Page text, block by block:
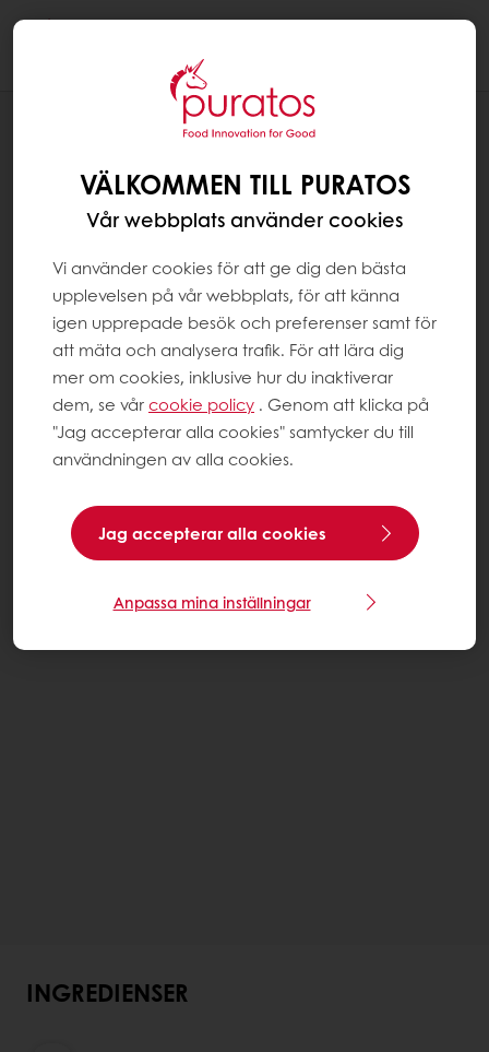
INGREDIENSER
VÄLKOMMEN TILL PURATOS
Vår webbplats använder cookies
Vi använder cookies för att ge dig den bästa
upplevelsen på vår webbplats, för att känna
igen upprepade besök och preferenser samt för
att mäta och analysera trafik. För att lära dig
mer om cookies, inklusive hur du inaktiverar
dem, se vårcookie policy . Genom att klicka på
"Jag accepterar alla cookies" samtycker du till
användningen av alla cookies.
Jag accepterar alla cookies
Anpassa mina inställningar